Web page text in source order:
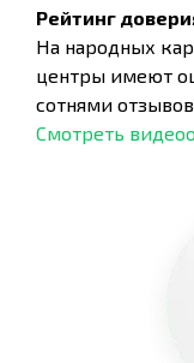
Рейтинг
На народных
центры имеют
сотнями
Смотреть